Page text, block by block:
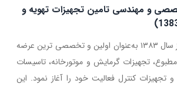
و مهندسی تامین تجهیزات تهویه و
مجموعه دمـاتجهیـز از سال ۱۳۸۳ به‌عنوان اولین و تخصصی ترین عرضه
تجهیزات گرمایش و موتورخانه، تاسیسات
تجهیزات کنترل فعالیت خود را آغاز نمود. این